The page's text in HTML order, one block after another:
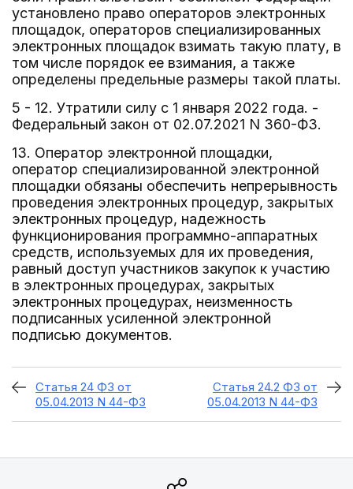
установлено право операторов электронных
площадок, операторов специализированных
электронных площадок взимать такую плату, в
том числе порядок ее взимания, а также
определены предельные размеры такой платы.
5 - 12. Утратили силу с 1 января 2022 года. -
Федеральный закон от 02.07.2021 N 360-ФЗ.
13. Оператор электронной площадки,
оператор специализированной электронной
площадки обязаны обеспечить непрерывность
проведения электронных процедур, закрытых
электронных процедур, надежность
функционирования программно-аппаратных
средств, используемых для их проведения,
равный доступ участников закупок к участию
в электронных процедурах, закрытых
электронных процедурах, неизменность
подписанных усиленной электронной
подписью документов.
Статья 24 ФЗ от
05.04.2013 N 44-ФЗ
Статья 24.2 ФЗ от
05.04.2013 N 44-ФЗ